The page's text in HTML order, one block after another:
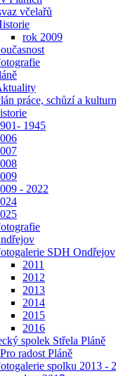
včelařů
rok 2009
práce, schůzí a
1945
- 2022
SDH Ondřejov
2011
2012
2013
2014
2015
2016
spolek Střela Pláně
radost Pláně
spolku 2013 -